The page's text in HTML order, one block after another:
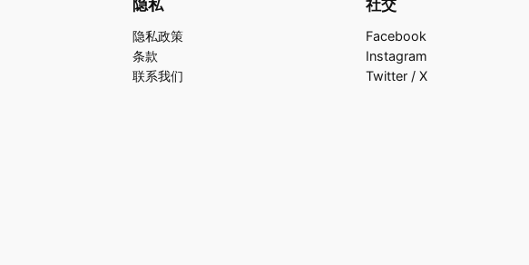
隐私
隐私政策
条款
联系我们
社交
Facebook
Instagram
Twitter / X